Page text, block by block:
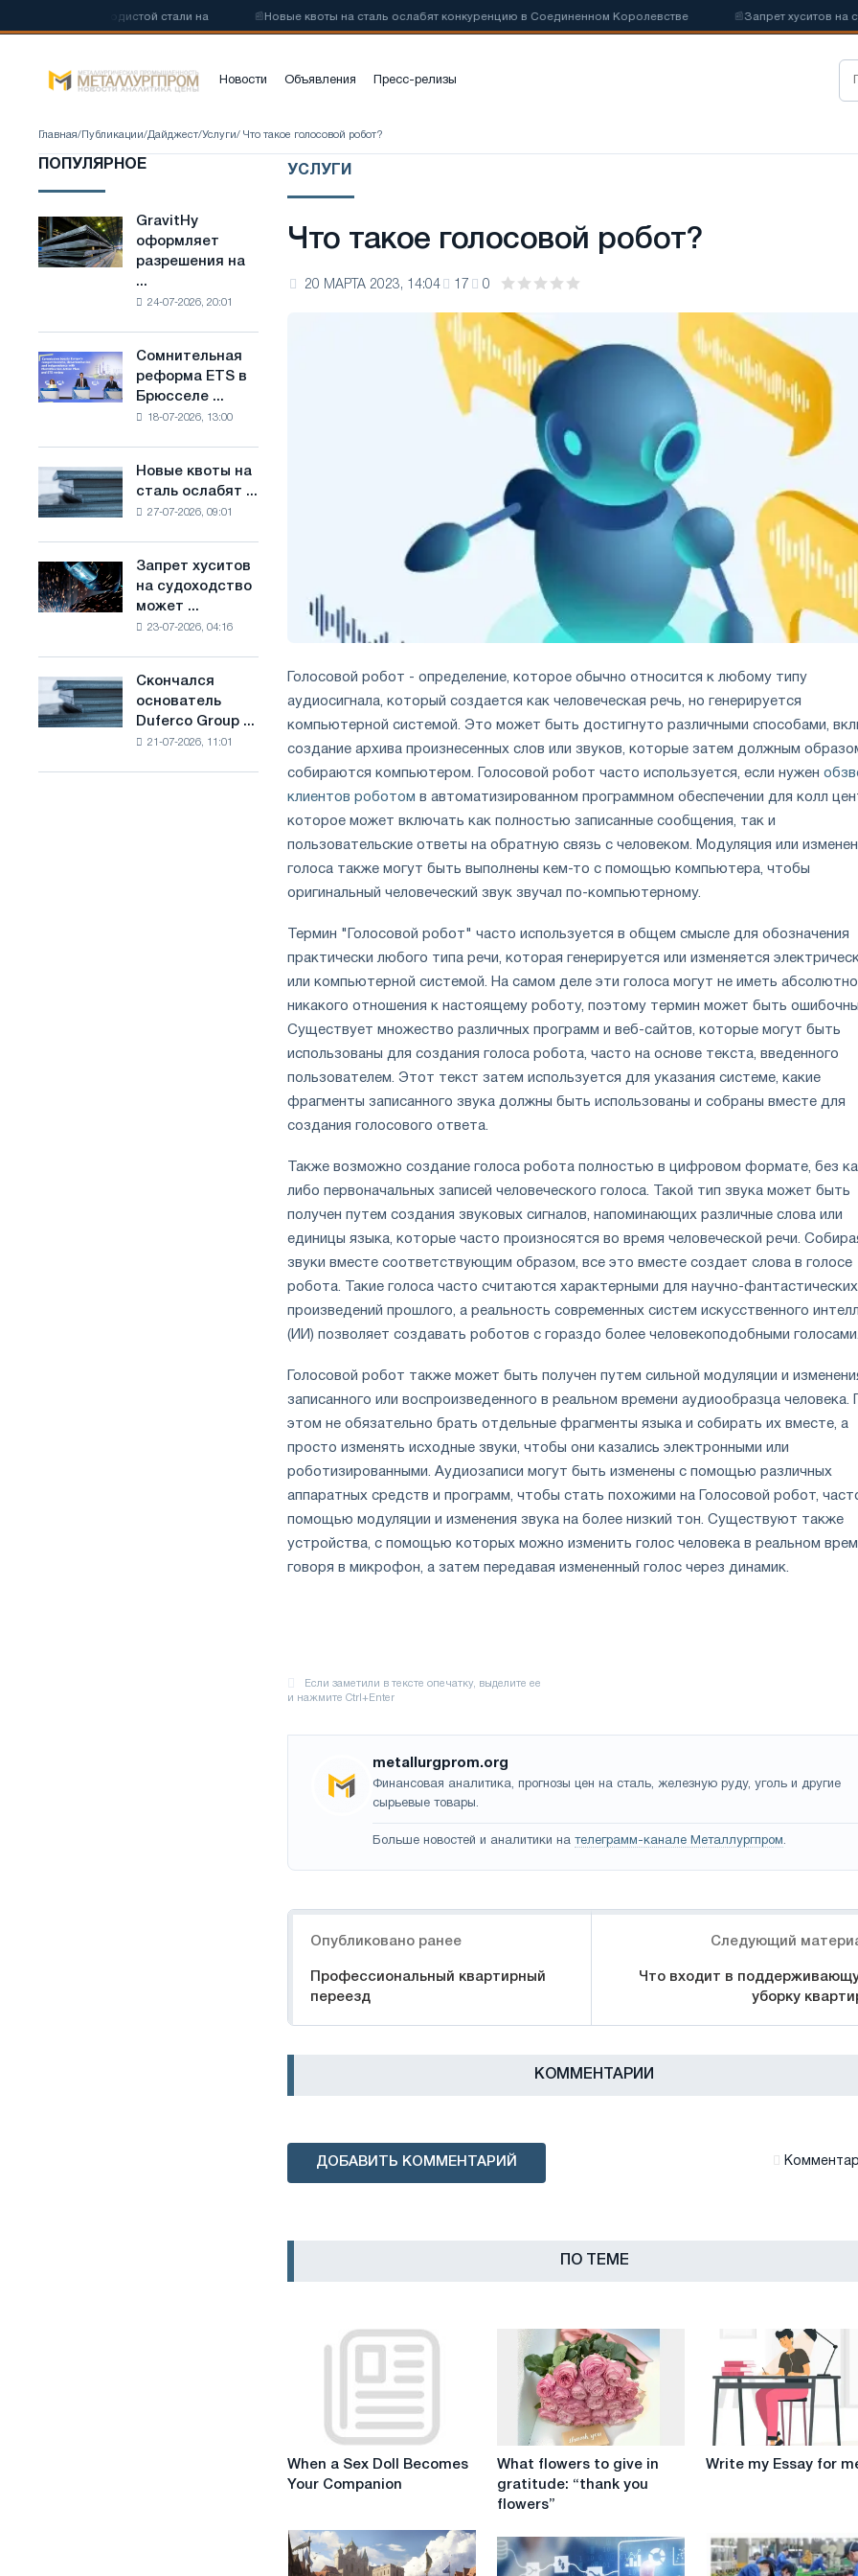
низкоуглеродистой стали на Новые квоты на сталь ослабят конкуренцию в Соединенном Королевстве Запрет хуситов на
Новости Объявления Пресс-релизы
Главная/ Публикации/Дайджест/Услуги/ Что такое голосовой робот?
ПОПУЛЯРНОЕ
GravitHy
оформляет
разрешения
строительство
производству
низкоуглеродистой
основе
водорода
Франции
GravitHy
оформляет
разрешения на
...
24-07-2026, 20:01
Сомнительная
реформа
ETS
отраслевые
ограничения
амбициями
по
борьбе
с
Сомнительная
реформа ETS в
Брюсселе ...
18-07-2026, 13:00
Новые
квоты
на
конкуренцию
в
Новые квоты на
сталь ослабят ...
27-07-2026, 09:01
Запрет
хуситов
на
импорт
Саудовской
Запрет хуситов
на судоходство
может ...
23-07-2026, 04:16
Скончался
основатель
Duferco
Скончался
основатель
Duferco Group ...
21-07-2026, 11:01
УСЛУГИ
Что такое голосовой робот?
20 МАРТА 2023, 14:04 17 0
Голосовой робот - определение, которое обычно относится к любому типу
аудиосигнала, который создается как человеческая речь, но генерируется
компьютерной системой. Это может быть достигнуто различными способами,
создание архива произнесенных слов или звуков, которые затем должным
собираются компьютером. Голосовой робот часто используется, если нужен
клиентов роботом в автоматизированном программном обеспечении для колл
которое может включать как полностью записанные сообщения, так и
пользовательские ответы на обратную связь с человеком. Модуляция или
голоса также могут быть выполнены кем-то с помощью компьютера, чтобы
оригинальный человеческий звук звучал по-компьютерному.
Термин "Голосовой робот" часто используется в общем смысле для обозначения
практически любого типа речи, которая генерируется или изменяется
или компьютерной системой. На самом деле эти голоса могут не иметь абсолютно
никакого отношения к настоящему роботу, поэтому термин может быть
Существует множество различных программ и веб-сайтов, которые могут быть
использованы для создания голоса робота, часто на основе текста, введенного
пользователем. Этот текст затем используется для указания системе, какие
фрагменты записанного звука должны быть использованы и собраны вместе для
создания голосового ответа.
Также возможно создание голоса робота полностью в цифровом формате, без
либо первоначальных записей человеческого голоса. Такой тип звука может быть
получен путем создания звуковых сигналов, напоминающих различные слова или
единицы языка, которые часто произносятся во время человеческой речи.
звуки вместе соответствующим образом, все это вместе создает слова в голосе
робота. Такие голоса часто считаются характерными для научно-фантастических
произведений прошлого, а реальность современных систем искусственного
(ИИ) позволяет создавать роботов с гораздо более человекоподобными голосами.
Голосовой робот также может быть получен путем сильной модуляции и
записанного или воспроизведенного в реальном времени аудиообразца человека.
этом не обязательно брать отдельные фрагменты языка и собирать их вместе, а
просто изменять исходные звуки, чтобы они казались электронными или
роботизированными. Аудиозаписи могут быть изменены с помощью различных
аппаратных средств и программ, чтобы стать похожими на Голосовой робот,
помощью модуляции и изменения звука на более низкий тон. Существуют также
устройства, с помощью которых можно изменить голос человека в реальном
говоря в микрофон, а затем передавая измененный голос через динамик.
metallurgprom.org
Финансовая аналитика, прогнозы цен на сталь, железную руду, уголь и другие
сырьевые товары.
Больше новостей и аналитики на телеграмм-канале Металлургпром.
Опубликовано ранее
Профессиональный квартирный
переезд
Следующий
Что входит в
уборку
КОММЕНТАРИИ
ДОБАВИТЬ КОММЕНТАРИЙ
ПО ТЕМЕ
When
a
Becomes
Your
When a Sex Doll Becomes
Your Companion
What
flowers
to
in
gratitude:
What flowers to give in
gratitude: “thank you
flowers”
Write
me
Write my Essay for